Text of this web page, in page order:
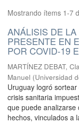
Mostrando ítems 1-7
ANÁLISIS DE
PRESENTE EN
POR COVID-19
MARTÍNEZ DEBAT,
Manuel (Universidad
Uruguay logró
crisis sanitaria
que puede
hechos, vinculados a